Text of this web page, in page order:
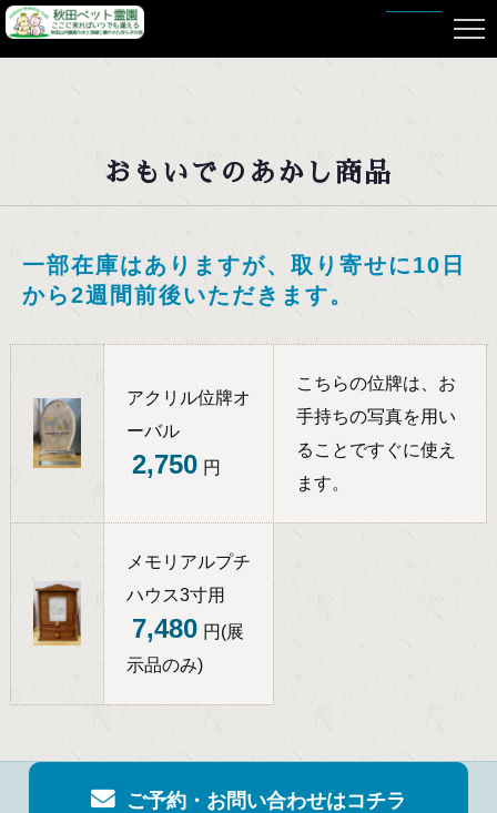
HOME
おもいでのあかし商品
一部在庫はありますが、取り寄せに10日
から2週間前後いただきます。
アクリル位牌オ
ーバル
2,750 円
こちらの位牌は、お
手持ちの写真を用い
ることですぐに使え
ます。
メモリアルプチ
ハウス3寸用
7,480 円(展
示品のみ)
ご予約・お問い合わせはコチラ